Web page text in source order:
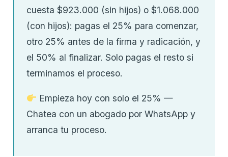
cuesta $923.000 (sin hijos) o $1.068.000
(con hijos): pagas el 25% para comenzar,
otro 25% antes de la firma y radicación, y
el 50% al finalizar. Solo pagas el resto si
terminamos el proceso.
Empieza hoy con solo el 25% —
Chatea con un abogado por WhatsApp y
arranca tu proceso.